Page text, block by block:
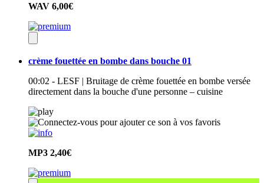
WAV 6,00€
crème fouettée en bombe dans bouche 01
00:02 - LESF | Bruitage de crème fouettée en bombe versée
directement dans la bouche d'une personne – cuisine
MP3 2,40€